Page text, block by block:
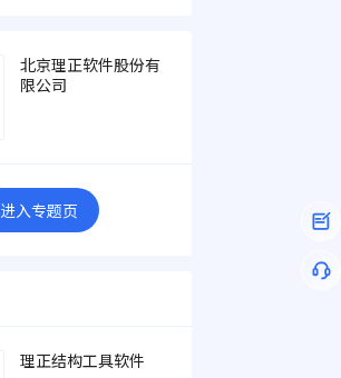
北京理正软件股份有
限公司
进入专题页
理正结构工具软件